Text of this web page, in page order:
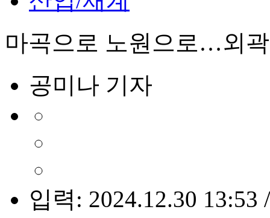
마곡으로 노원으로…외
공미나 기자
입력: 2024.12.30 13:53